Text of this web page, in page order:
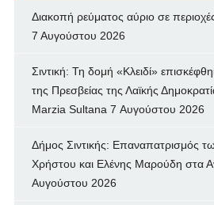
Διακοπή ρεύματος αύριο σε
7 Αυγούστου 2026
Σιντική: Τη δομή «Κλειδί»
της Πρεσβείας της Λαϊκής
Marzia Sultana 7 Αυγούστου 2026
Δήμος Σιντικής: Επαναπατρισμός
Χρήστου και Ελένης Μαρούδη στα
Αυγούστου 2026